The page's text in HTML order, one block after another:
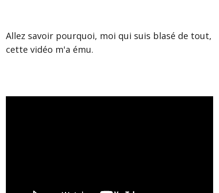
Allez savoir pourquoi, moi qui suis blasé de tout,
cette vidéo m'a ému.